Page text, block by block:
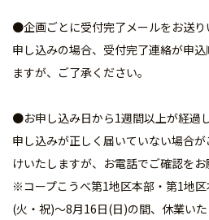
●企画ごとに受付完了メールをお送
申し込みの場合、受付完了連絡が申
ますが、ご了承ください。
●お申し込み日から1週間以上が経過
申し込みが正しく届いていない場合
けいたしますが、お電話でご確認をお
※コープこうべ第1地区本部・第1地
(火・祝)～8月16日(日)の間、休業いた